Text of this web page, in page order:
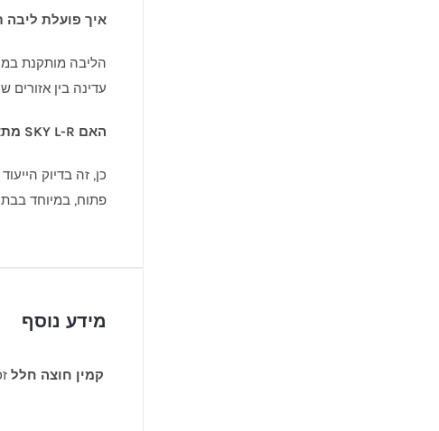
איך פועלת ליבה
הליבה מותקנת
עדינה בין אזורים
האם SKY L-R מתאימה לחלל פתוח (Open Space)?
פתוח, במיוחד
מידע נוסף
קמין חוצה חלל